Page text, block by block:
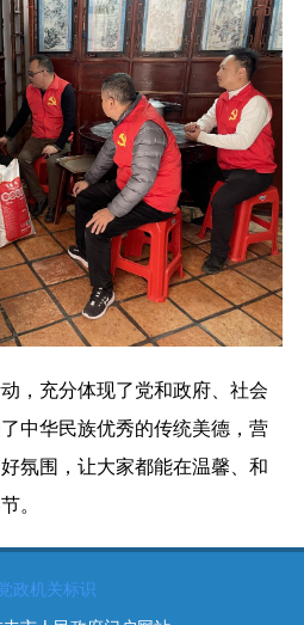
充分体现了党和政府、社会
中华民族优秀的传统美德，营
氛围，让大家都能在温馨、和
。